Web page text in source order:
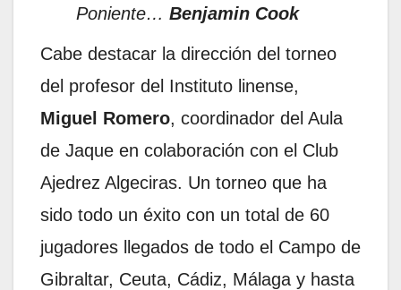
Poniente… Benjamin Cook
Cabe destacar la dirección del torneo
del profesor del Instituto linense,
Miguel Romero, coordinador del Aula
de Jaque en colaboración con el Club
Ajedrez Algeciras. Un torneo que ha
sido todo un éxito con un total de 60
jugadores llegados de todo el Campo de
Gibraltar, Ceuta, Cádiz, Málaga y hasta